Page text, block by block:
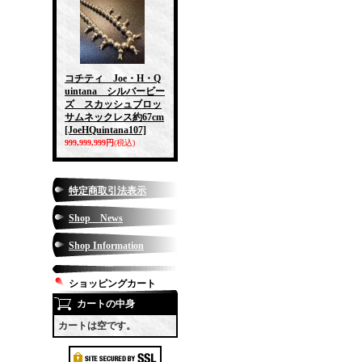
コチティ Joe・H・Q
uintana シルバービー
ズ スカッシュブロッ
サムネックレス約67cm
[JoeHQuintana107]
999,999,999円(税込)
特定商取引法表示
Shop News
Shop Information
ショッピングカート
カートの中身
カートは空です。